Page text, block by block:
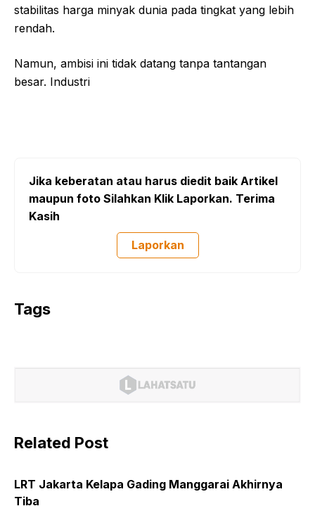
stabilitas harga minyak dunia pada tingkat yang lebih
rendah.
Namun, ambisi ini tidak datang tanpa tantangan
besar. Industri
Jika keberatan atau harus diedit baik Artikel
maupun foto Silahkan Klik Laporkan. Terima
Kasih
Laporkan
Tags
Related Post
LRT Jakarta Kelapa Gading Manggarai Akhirnya
Tiba